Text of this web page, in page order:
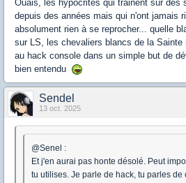
Ouais, les hypocrites qui trainent sur des
depuis des années mais qui n'ont jamais
absolument rien à se reprocher... quelle
sur LS, les chevaliers blancs de la
au hack console dans un simple but de
bien entendu
Sendel
13 oct. 2025
@Senel :
Et j'en aurai pas honte désolé. Peut
tu utilises. Je parle de hack, tu parles de